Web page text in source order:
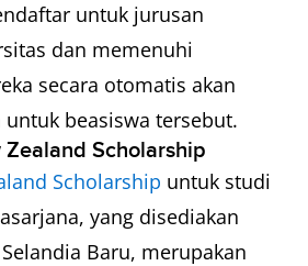
untuk jurusan
dan memenuhi
secara otomatis akan
beasiswa tersebut.
Scholarship
Scholarship untuk studi
yang disediakan
Baru, merupakan